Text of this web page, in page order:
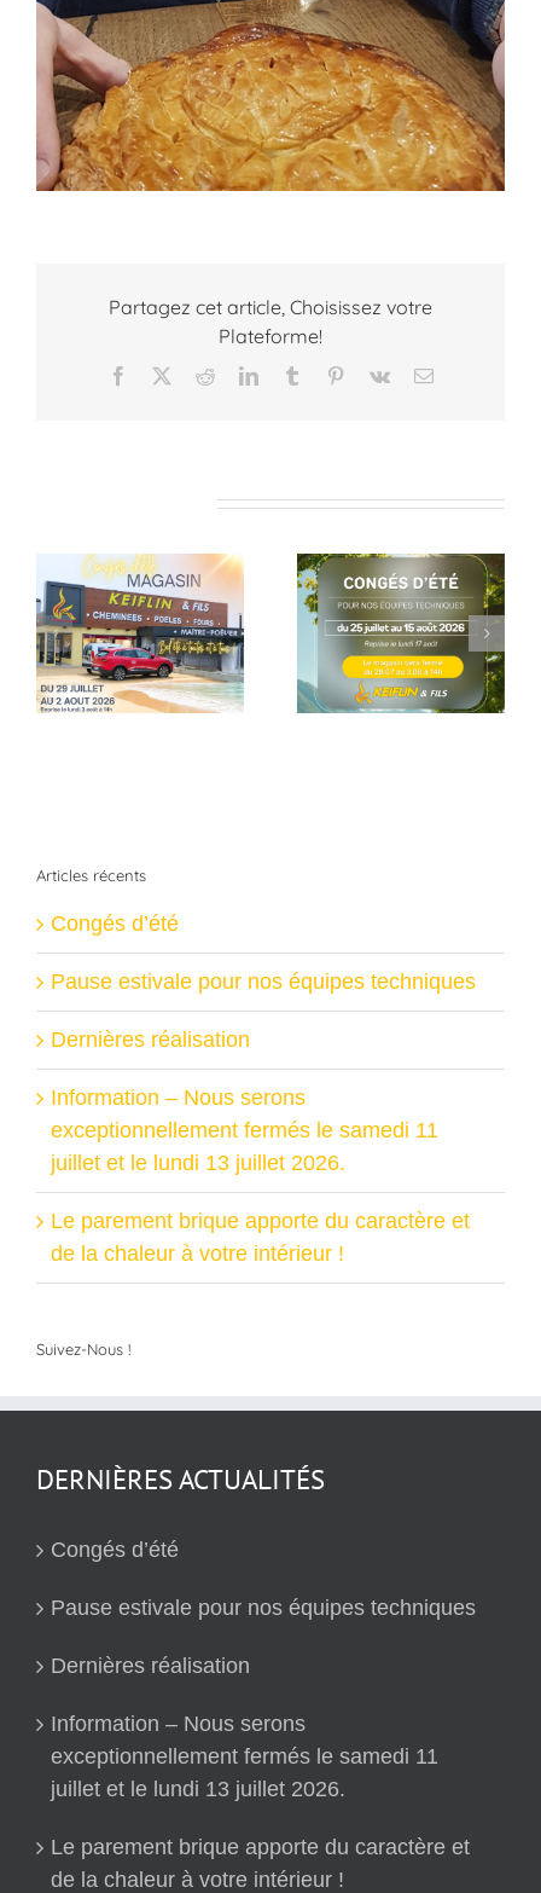
Partagez cet article, Choisissez votre
Plateforme!
Facebook RedditLinkedInTumblr Pinterest
Vk Email
Pause estivale
pour nos équipes
techniques
Dernières
réalisation
Articles récents
Congés d’été
Pause estivale pour nos équipes techniques
Dernières réalisation
Information – Nous serons
exceptionnellement fermés le samedi 11
juillet et le lundi 13 juillet 2026.
Le parement brique apporte du caractère et
de la chaleur à votre intérieur !
Suivez-Nous !
DERNIÈRES ACTUALITÉS
Congés d’été
Pause estivale pour nos équipes techniques
Dernières réalisation
Information – Nous serons
exceptionnellement fermés le samedi 11
juillet et le lundi 13 juillet 2026.
Le parement brique apporte du caractère et
de la chaleur à votre intérieur !